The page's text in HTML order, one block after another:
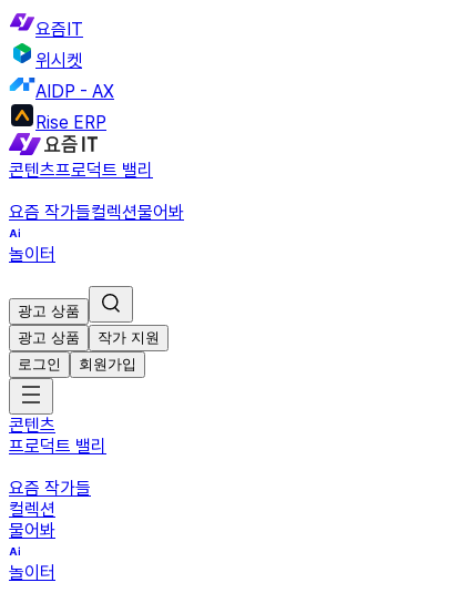
요즘IT
위시켓
AIDP - AX
Rise ERP
콘텐츠프로덕트 밸리
요즘 작가들컬렉션물어봐
놀이터
광고 상품
광고 상품
작가 지원
로그인
회원가입
콘텐츠
프로덕트 밸리
요즘 작가들
컬렉션
물어봐
놀이터